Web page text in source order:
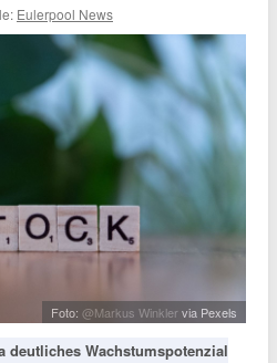
Eulerpool News
Foto: @Markus Winklervia Pexels
deutliches Wachstumspotenzial